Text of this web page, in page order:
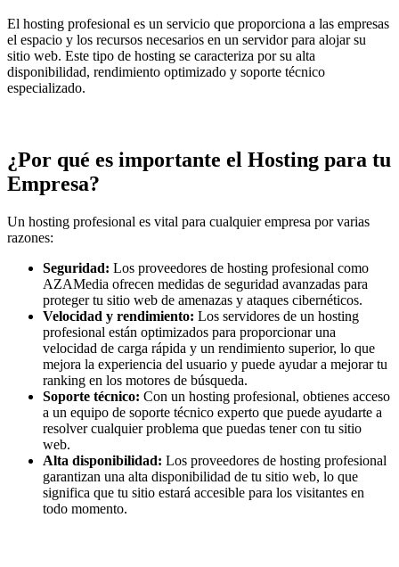
El hosting profesional es un servicio que proporciona a las empresas
el espacio y los recursos necesarios en un servidor para alojar su
sitio web. Este tipo de hosting se caracteriza por su alta
disponibilidad, rendimiento optimizado y soporte técnico
especializado.
¿Por qué es importante el Hosting para tu
Empresa?
Un hosting profesional es vital para cualquier empresa por varias
razones:
Seguridad: Los proveedores de hosting profesional como
AZAMedia ofrecen medidas de seguridad avanzadas para
proteger tu sitio web de amenazas y ataques cibernéticos.
Velocidad y rendimiento: Los servidores de un hosting
profesional están optimizados para proporcionar una
velocidad de carga rápida y un rendimiento superior, lo que
mejora la experiencia del usuario y puede ayudar a mejorar tu
ranking en los motores de búsqueda.
Soporte técnico: Con un hosting profesional, obtienes acceso
a un equipo de soporte técnico experto que puede ayudarte a
resolver cualquier problema que puedas tener con tu sitio
web.
Alta disponibilidad: Los proveedores de hosting profesional
garantizan una alta disponibilidad de tu sitio web, lo que
significa que tu sitio estará accesible para los visitantes en
todo momento.